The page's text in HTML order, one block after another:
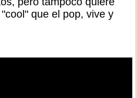
que el pop, vive y